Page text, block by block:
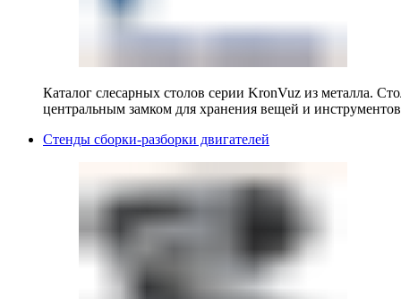
Каталог слесарных столов серии KronVuz из металла.
центральным замком для хранения вещей и
Стенды сборки-разборки двигателей